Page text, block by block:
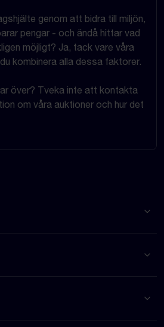
genom att bidra till miljön,
pengar - och ändå hittar vad
möjligt? Ja, tack vare våra
kombinera alla dessa faktorer.
över? Tveka inte att kontakta
om våra auktioner och hur det